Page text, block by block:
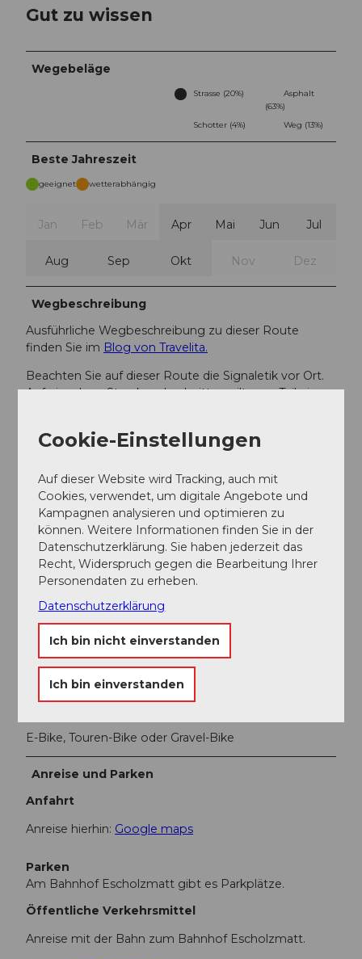
Gut zu wissen
Wegebeläge
Strasse (20%)
Asphalt
(63%)
Schotter (4%)
Weg (13%)
Beste Jahreszeit
geeignet wetterabhängig
Jan Feb Mär Apr Mai Jun Jul
Aug Sep Okt Nov Dez
Wegbeschreibung
Ausführliche Wegbeschreibung zu dieser Route
finden Sie im Blog von Travelita.
Beachten Sie auf dieser Route die Signaletik vor Ort.
Auf einzelnen Streckenabschnitten gilt zum Teil ein
Bedeutung.
Bei Hofdurchfahren bedanken wir uns im Namen der
Landwirte für die Durchfahrt in angepasster,
reduzierter Geschwindigkeit.
Toureigenschaften
Kulturell interessant
E-Bike, Touren-Bike oder Gravel-Bike
Anreise und Parken
Anfahrt
Anreise hierhin: Google maps
Parken
Am Bahnhof Escholzmatt gibt es Parkplätze.
Öffentliche Verkehrsmittel
Anreise mit der Bahn zum Bahnhof Escholzmatt.
Cookie-Einstellungen
Auf dieser Website wird Tracking, auch mit
Cookies, verwendet, um digitale Angebote und
Kampagnen analysieren und optimieren zu
können. Weitere Informationen finden Sie in der
Datenschutzerklärung. Sie haben jederzeit das
Recht, Widerspruch gegen die Bearbeitung Ihrer
Personendaten zu erheben.
Datenschutzerklärung
Ich bin nicht einverstanden
Ich bin einverstanden